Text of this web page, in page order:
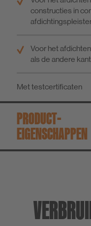
constructies in
Voor het
als de andere
Met testcertificaten
PRODUCT­
EIGENSCHAPPEN